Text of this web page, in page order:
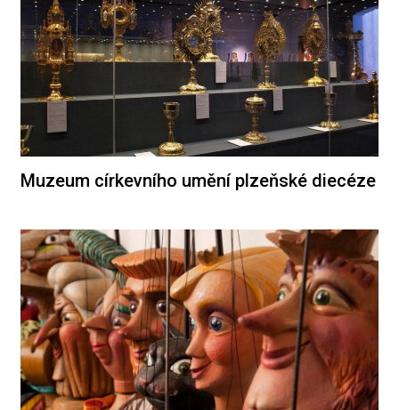
Muzeum církevního umění plzeňské diecéze